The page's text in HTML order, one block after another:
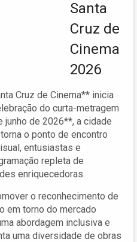
Santa
Cruz de
Cinema
2026
Cruz de Cinema** inicia
do curta-metragem
de 2026**, a cidade
o ponto de encontro
entusiastas e
repleta de
enriquecedoras.
o reconhecimento de
em torno do mercado
abordagem inclusiva e
uma diversidade de obras